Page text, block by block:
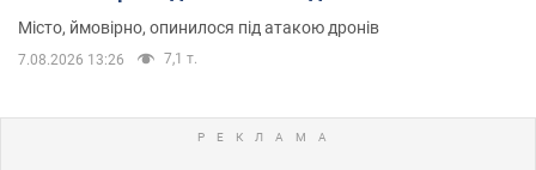
Місто, ймовірно, опинилося під атакою дронів
7.08.2026 13:26 7,1 т.